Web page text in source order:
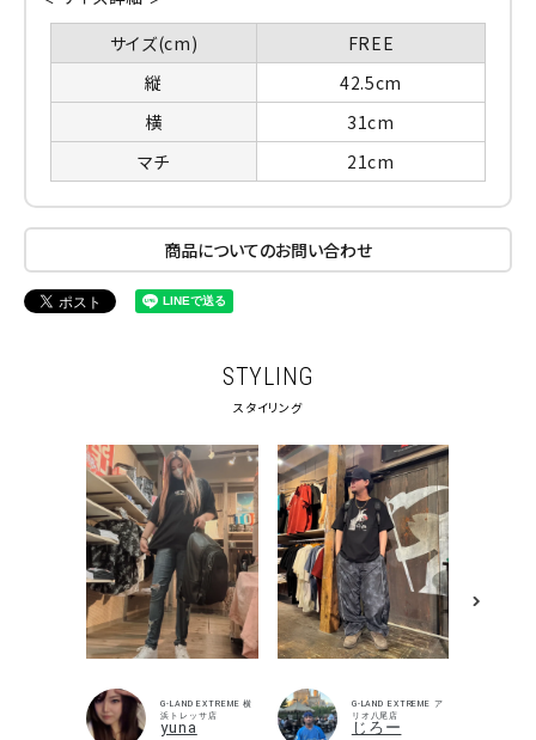
サイズ(cm)
FREE
縦
42.5cm
横
31cm
マチ
21cm
商品についてのお問い合わせ
STYLING
スタイリング
G-LAND EXTREME 横
浜トレッサ店
yuna
G-LAND EXTREME ア
リオ八尾店
じろー